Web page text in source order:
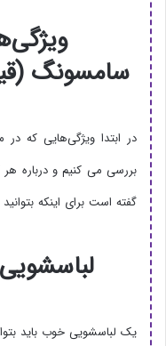
سامسونگ
در ابتدا ویژگی‌هایی که
بررسی می کنیم و درباره هر
گفته است برای اینکه
یک لباسشویی خوب باید